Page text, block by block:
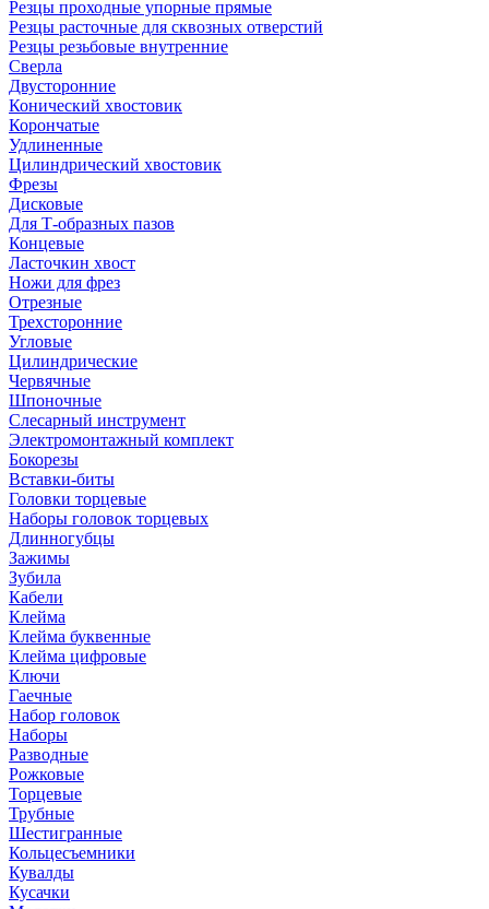
Резцы проходные упорные прямые
Резцы расточные для сквозных отверстий
Резцы резьбовые внутренние
Сверла
Двусторонние
Конический хвостовик
Корончатые
Удлиненные
Цилиндрический хвостовик
Фрезы
Дисковые
Для Т-образных пазов
Концевые
Ласточкин хвост
Ножи для фрез
Отрезные
Трехсторонние
Угловые
Цилиндрические
Червячные
Шпоночные
Слесарный инструмент
Электромонтажный комплект
Бокорезы
Вставки-биты
Головки торцевые
Наборы головок торцевых
Длинногубцы
Зажимы
Зубила
Кабели
Клейма
Клейма буквенные
Клейма цифровые
Ключи
Гаечные
Набор головок
Наборы
Разводные
Рожковые
Торцевые
Трубные
Шестигранные
Кольцесъемники
Кувалды
Кусачки